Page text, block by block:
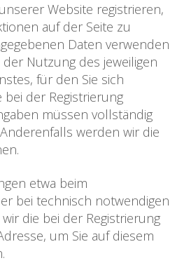
Website registrieren,
auf der Seite zu
Daten verwenden
Nutzung des jeweiligen
für den Sie sich
bei der Registrierung
müssen vollständig
werden wir die
etwa beim
bei technisch notwendigen
die bei der Registrierung
um Sie auf diesem